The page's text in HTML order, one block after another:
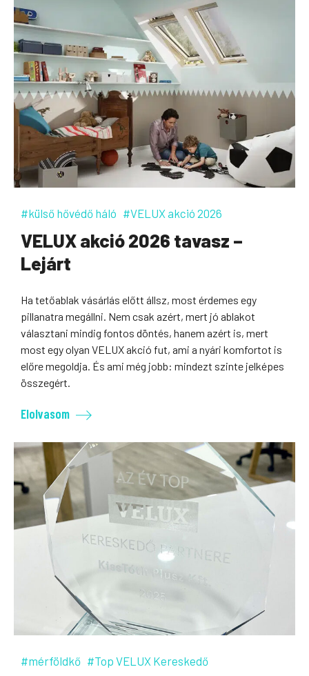
#külső hővédő háló #VELUX akció 2026
VELUX akció 2026 tavasz –
Lejárt
Ha tetőablak vásárlás előtt állsz, most érdemes egy
pillanatra megállni. Nem csak azért, mert jó ablakot
választani mindig fontos döntés, hanem azért is, mert
most egy olyan VELUX akció fut, ami a nyári komfortot is
előre megoldja. És ami még jobb: mindezt szinte jelképes
összegért.
Elolvasom
#mérföldkő #Top VELUX Kereskedő